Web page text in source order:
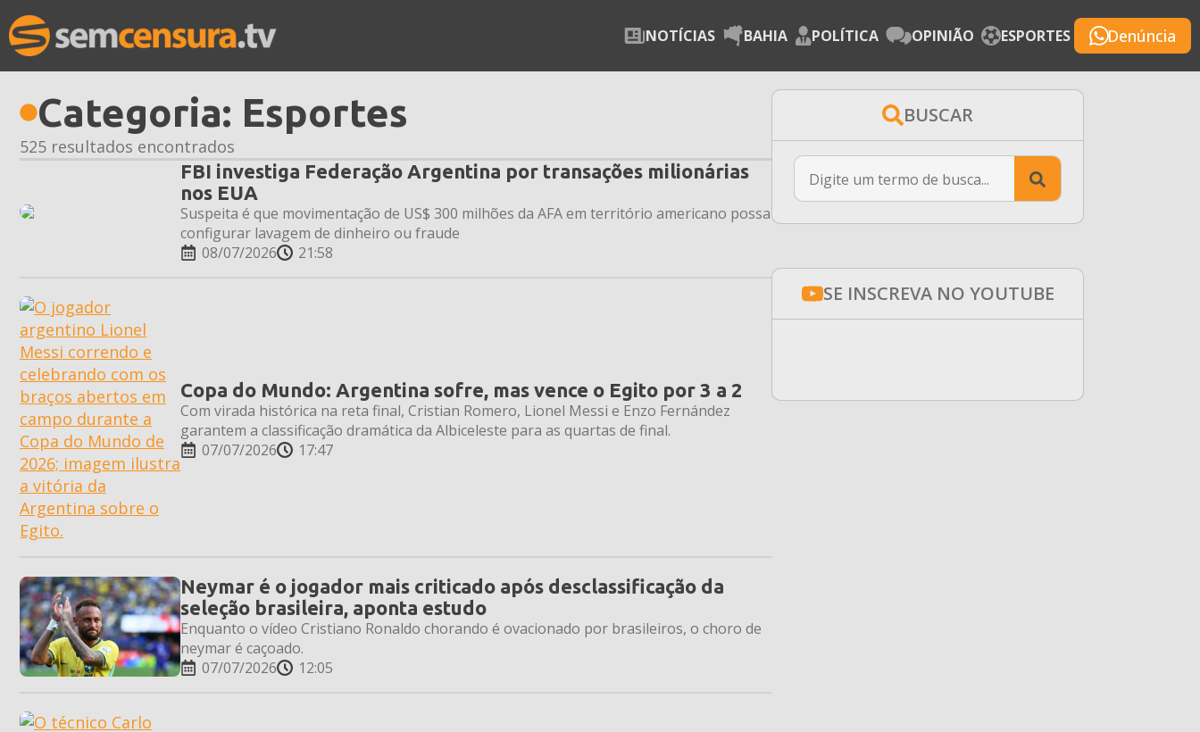
NOTÍCIAS BAHIA POLÍTICA OPINIÃO ESPORTES Denúncia
Categoria: Esportes
525 resultados encontrados
FBI investiga Federação Argentina por transações milionárias
nos EUA
Suspeita é que movimentação de US$ 300 milhões da AFA em território americano possa
configurar lavagem de dinheiro ou fraude
08/07/2026
21:58
Copa do Mundo: Argentina sofre, mas vence o Egito por 3 a 2
Com virada histórica na reta final, Cristian Romero, Lionel Messi e Enzo Fernández
garantem a classificação dramática da Albiceleste para as quartas de final.
07/07/2026
17:47
Neymar é o jogador mais criticado após desclassificação da
seleção brasileira, aponta estudo
Enquanto o vídeo Cristiano Ronaldo chorando é ovacionado por brasileiros, o choro de
neymar é caçoado.
07/07/2026
12:05
BUSCAR
Search
for:
SE INSCREVA NO YOUTUBE